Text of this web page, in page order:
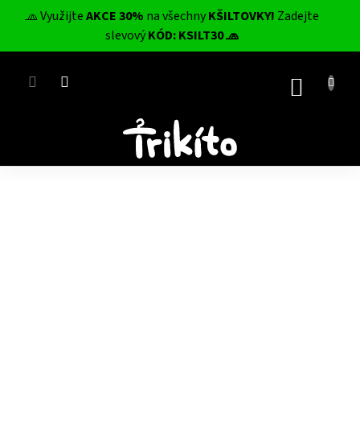
🧢 VyužijteAKCE 30% na všechnyKŠILTOVKY! Zadejte
slevovýKÓD: KSILT30 🧢
CZK